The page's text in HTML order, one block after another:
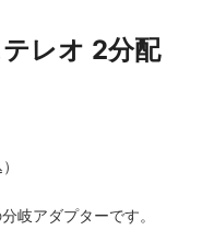
レオ 2分配
岐アダプターです。